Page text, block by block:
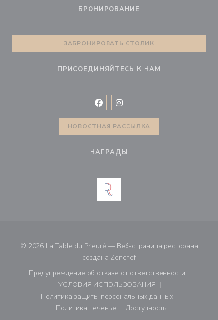
БРОНИРОВАНИЕ
ЗАБРОНИРОВАТЬ СТОЛИК
ПРИСОЕДИНЯЙТЕСЬ К НАМ
Facebook ((открывается в новом
Instagram ((открывается в
НОВОСТНАЯ РАССЫЛКА
НАГРАДЫ
© 2026 La Table du Prieuré — Веб-страница ресторана
создана Zenchef((открывается в новом
Предупреждение об отказе от ответственности
((открывается в новом окне))
УСЛОВИЯ ИСПОЛЬЗОВАНИЯ
((открывается в новом окне))
Политика защиты персональных данных
((открывается в новом окне))
Политика печенье
((открывается в новом окне))
Доступность
((открывается в